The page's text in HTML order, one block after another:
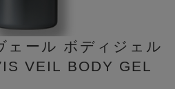
ール ボディジェル
VEIL BODY GEL